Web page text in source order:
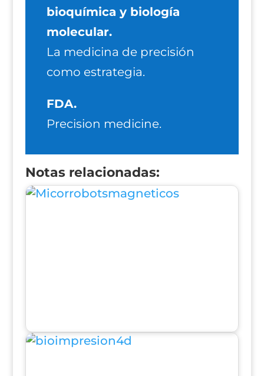
bioquímica y biología
molecular.
La medicina de precisión
como estrategia.
FDA.
Precision medicine.
Notas relacionadas: